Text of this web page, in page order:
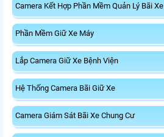
Camera Kết Hợp Phần Mềm Quản Lý Bãi Xe
Phần Mềm Giữ Xe Máy
Lắp Camera Giữ Xe Bệnh Viện
Hệ Thống Camera Bãi Giữ Xe
Camera Giám Sát Bãi Xe Chung Cư